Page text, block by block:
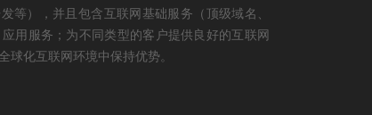
等），并且包含互联网基础服务（顶级域名、
用服务；为不同类型的客户提供良好的互联网
球化互联网环境中保持优势。